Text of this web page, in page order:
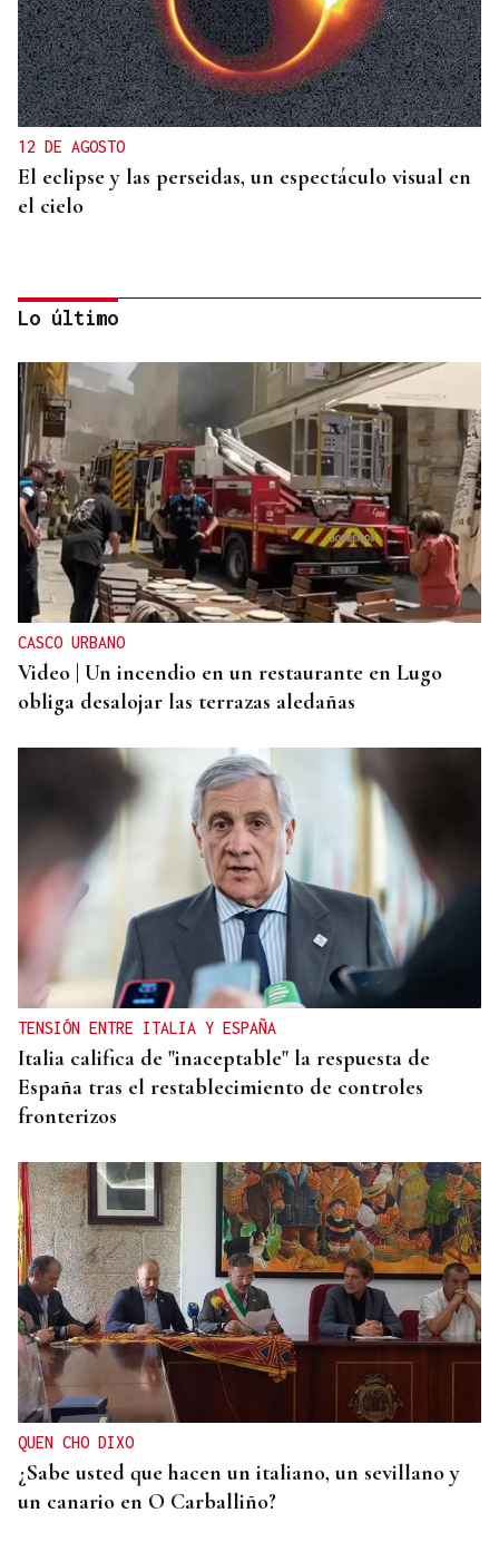
12 DE AGOSTO
El eclipse y las perseidas, un espectáculo visual en
el cielo
ORÁCULO DAS BURGAS
Horóscopo del día: domingo, 9 de agosto
Lo último
CASCO URBANO
Video | Un incendio en un restaurante en Lugo
obliga desalojar las terrazas aledañas
TENSIÓN ENTRE ITALIA Y ESPAÑA
Italia califica de "inaceptable" la respuesta de
España tras el restablecimiento de controles
fronterizos
QUEN CHO DIXO
¿Sabe usted que hacen un italiano, un sevillano y
un canario en O Carballiño?